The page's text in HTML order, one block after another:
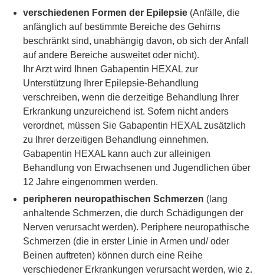
verschiedenen Formen der Epilepsie (Anfälle, die
anfänglich auf bestimmte Bereiche des Gehirns
beschränkt sind, unabhängig davon, ob sich der Anfall
auf andere Bereiche ausweitet oder nicht).
Ihr Arzt wird Ihnen Gabapentin HEXAL zur
Unterstützung Ihrer Epilepsie-Behandlung
verschreiben, wenn die derzeitige Behandlung Ihrer
Erkrankung unzureichend ist. Sofern nicht anders
verordnet, müssen Sie Gabapentin HEXAL zusätzlich
zu Ihrer derzeitigen Behandlung einnehmen.
Gabapentin HEXAL kann auch zur alleinigen
Behandlung von Erwachsenen und Jugendlichen über
12 Jahre eingenommen werden.
peripheren neuropathischen Schmerzen (lang
anhaltende Schmerzen, die durch Schädigungen der
Nerven verursacht werden). Periphere neuropathische
Schmerzen (die in erster Linie in Armen und/ oder
Beinen auftreten) können durch eine Reihe
verschiedener Erkrankungen verursacht werden, wie z.